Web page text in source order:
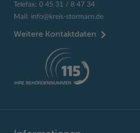
Telefax: 0 45 31 / 8 47 34
Mail: info@kreis-stormarn.de
Weitere Kontaktdaten